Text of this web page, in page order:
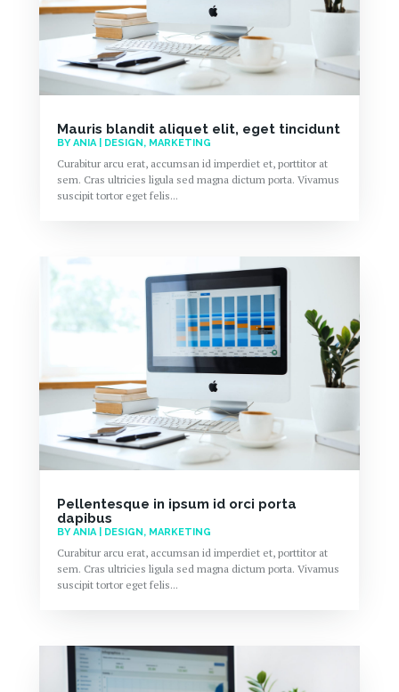
Mauris blandit aliquet elit, eget tincidunt
BYANIA| DESIGN, MARKETING
Curabitur arcu erat, accumsan id imperdiet et, porttitor at
sem. Cras ultricies ligula sed magna dictum porta. Vivamus
suscipit tortor eget felis...
Pellentesque in ipsum id orci porta
dapibus
BYANIA| DESIGN , MARKETING
Curabitur arcu erat, accumsan id imperdiet et, porttitor at
sem. Cras ultricies ligula sed magna dictum porta. Vivamus
suscipit tortor eget felis...